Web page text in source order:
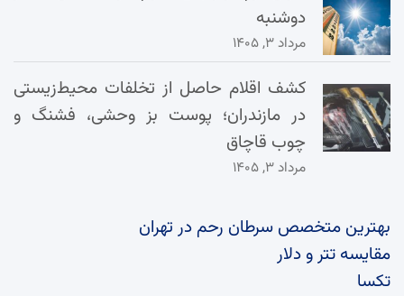
دوشنبه
مرداد ۳, ۱۴۰۵
کشف اقلام حاصل از تخلفات محیط‌زیستی
در مازندران؛ پوست بز وحشی، فشنگ و
چوب قاچاق
مرداد ۳, ۱۴۰۵
بهترین متخصص سرطان رحم در تهران
مقایسه تتر و دلار
تکسا